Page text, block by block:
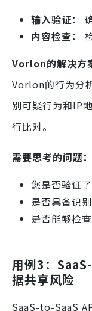
输入验证：
内容检查：
Vorlon的解决方
Vorlon的行为分
别可疑行为和IP
行比对。
需要思考的问题：
您是否验证
是否具备识
是否能够检
用例3：
据共享风险
SaaS-to-SaaS